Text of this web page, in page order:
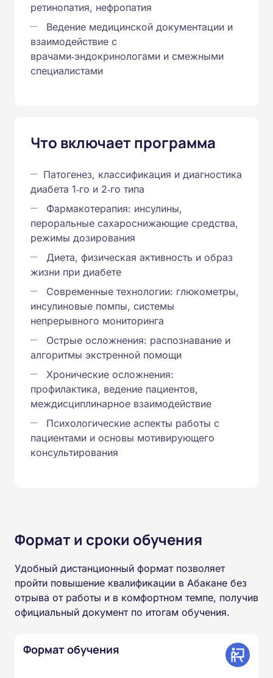
ретинопатия, нефропатия
Ведение медицинской документации и
взаимодействие с
врачами‑эндокринологами и смежными
специалистами
Что включает программа
Патогенез, классификация и диагностика
диабета 1‑го и 2‑го типа
Фармакотерапия: инсулины,
пероральные сахароснижающие средства,
режимы дозирования
Диета, физическая активность и образ
жизни при диабете
Современные технологии: глюкометры,
инсулиновые помпы, системы
непрерывного мониторинга
Острые осложнения: распознавание и
алгоритмы экстренной помощи
Хронические осложнения:
профилактика, ведение пациентов,
междисциплинарное взаимодействие
Психологические аспекты работы с
пациентами и основы мотивирующего
консультирования
Формат и сроки обучения
Удобный дистанционный формат позволяет
пройти повышение квалификации в Абакане без
отрыва от работы и в комфортном темпе, получив
официальный документ по итогам обучения.
Формат обучения